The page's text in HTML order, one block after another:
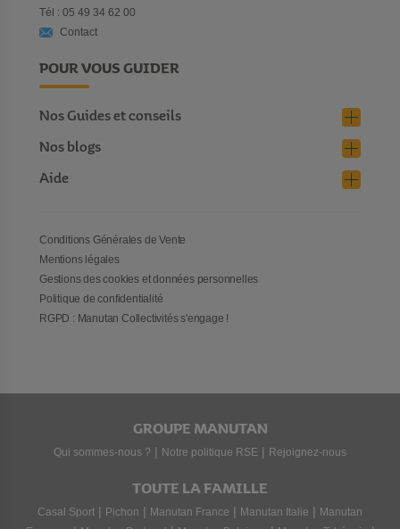
Tél : 05 49 34 62 00
Contact
POUR VOUS GUIDER
Nos Guides et conseils
Nos blogs
Aide
Conditions Générales de Vente
Mentions légales
Gestions des cookies et données personnelles
Politique de confidentialité
RGPD : Manutan Collectivités s'engage !
GROUPE MANUTAN
Qui sommes-nous ? | Notre politique RSE | Rejoignez-nous
TOUTE LA FAMILLE
Casal Sport | Pichon | Manutan France | Manutan Italie | Manutan